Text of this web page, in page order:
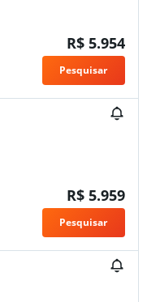
R$ 5.954
Pesquisar
R$ 5.959
Pesquisar